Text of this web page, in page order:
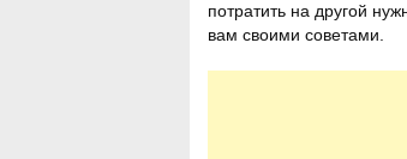
потратить на другой
вам своими советами.